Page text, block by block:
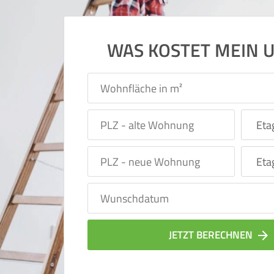
WAS KOSTET MEIN
JETZT BERECHNEN arrow_forward